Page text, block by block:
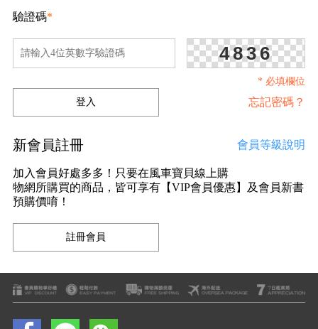
驗證碼*
4836
* 必填欄位
忘記密碼？
新會員註冊 會員等級說明
加入會員好處多多！只要在風車寶貝線上購
物網所購買的商品，皆可享有【VIP會員優惠】及會員新書
預購價唷！